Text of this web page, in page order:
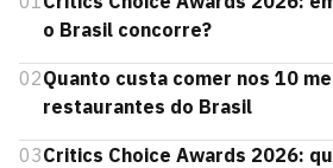
o Brasil concorre?
02Quanto custa comer nos 10
restaurantes do Brasil
03Critics Choice Awards 2026: